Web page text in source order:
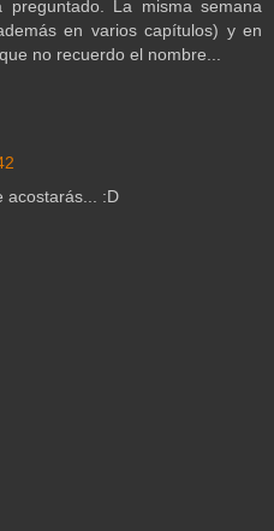
La misma semana
en varios capítulos) y en
no recuerdo el nombre...
acostarás... :D